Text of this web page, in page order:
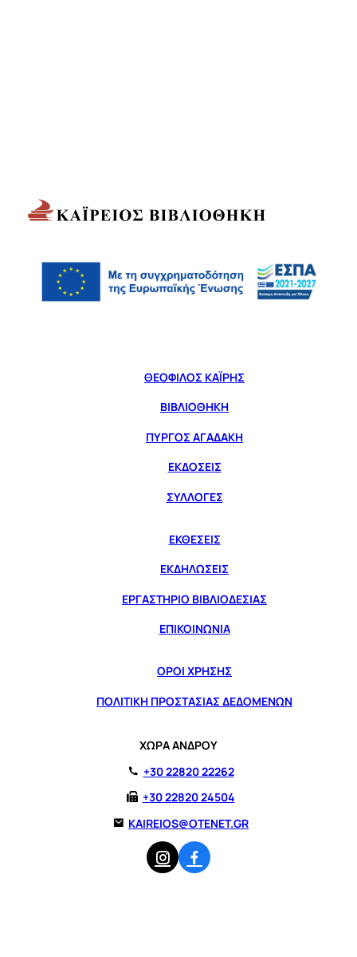
ΘΕΟΦΙΛΟΣ ΚΑΪΡΗΣ
ΒΙΒΛΙΟΘΗΚΗ
ΠΥΡΓΟΣ ΑΓΑΔΑΚΗ
ΕΚΔΟΣΕΙΣ
ΣΥΛΛΟΓΕΣ
ΕΚΘΕΣΕΙΣ
ΕΚΔΗΛΩΣΕΙΣ
ΕΡΓΑΣΤΗΡΙΟ ΒΙΒΛΙΟΔΕΣΙΑΣ
ΕΠΙΚΟΙΝΩΝΙΑ
ΟΡΟΙ ΧΡΗΣΗΣ
ΠΟΛΙΤΙΚΗ ΠΡΟΣΤΑΣΙΑΣ ΔΕΔΟΜΕΝΩΝ
ΧΩΡΑ ΑΝΔΡΟΥ
+30 22820 22262
+30 22820 24504
KAIREIOS@OTENET.GR